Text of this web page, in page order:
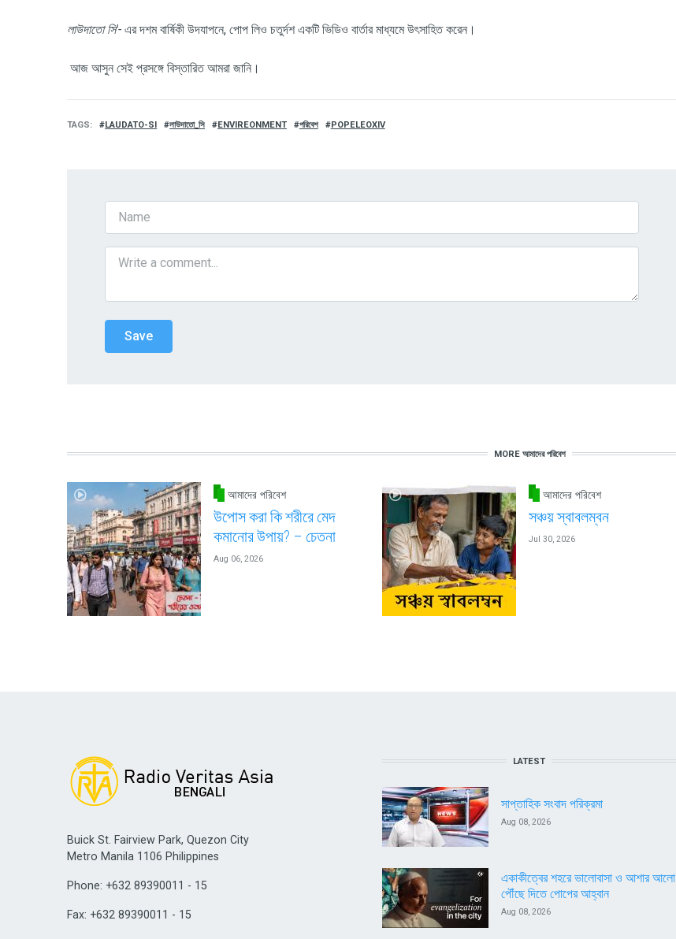
লাউদাতো সি'- এর দশম বার্ষিকী উদযাপনে, পোপ লিও চতুর্দশ একটি ভিডিও বার্তার মাধ্যমে উৎসাহিত করেন।
আজ আসুন সেই প্রসঙ্গে বিস্তারিত আমরা জানি।
TAGS LAUDATO-SI লাউদাতো_সি ENVIREONMENT পরিবেশ POPELEOXIV
MORE আমাদের পরিবেশ
আমাদের পরিবেশ
উপোস করা কি শরীরে মেদ
কমানোর উপায়? – চেতনা
Aug 06, 2026
আমাদের পরিবেশ
সঞ্চয় স্বাবলম্বন
Jul 30, 2026
Buick St. Fairview Park, Quezon City
Metro Manila 1106 Philippines
Phone: +632 89390011 - 15
Fax: +632 89390011 - 15
LATEST
সাপ্তাহিক সংবাদ পরিক্রমা
Aug 08, 2026
একাকীত্বের শহরে ভালোবাসা ও আশার আলো
পৌঁছে দিতে পোপের আহ্বান
Aug 08, 2026